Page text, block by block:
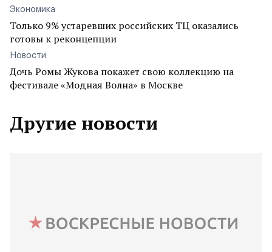
Экономика
Только 9% устаревших российских ТЦ оказались
готовы к реконцепции
Новости
Дочь Ромы Жукова покажет свою коллекцию на
фестивале «Модная Волна» в Москве
Другие новости